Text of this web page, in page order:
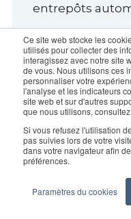
Ce site web stocke les
utilisés pour collecter des
interagissez avec notre site
de vous. Nous utilisons ces
personnaliser votre
l'analyse et les indicateurs
site web et sur d'autres
que nous utilisons,
Si vous refusez l'utilisation
pas suivies lors de votre
dans votre navigateur afin
préférences.
Paramètres du cookies
entrepôts
Comment les
s'adaptent-elles
demandes du
construction
Comment les
améliorent-elles
logistique